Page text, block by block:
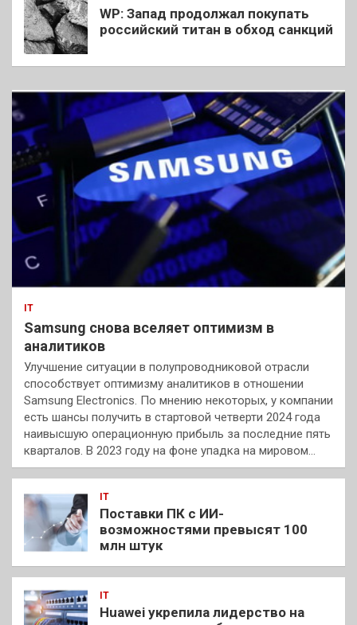
WP: Запад продолжал покупать
российский титан в обход санкций
IT
Samsung снова вселяет оптимизм в
аналитиков
Улучшение ситуации в полупроводниковой отрасли
способствует оптимизму аналитиков в отношении
Samsung Electronics. По мнению некоторых, у компании
есть шансы получить в стартовой четверти 2024 года
наивысшую операционную прибыль за последние пять
кварталов. В 2023 году на фоне упадка на мировом…
IT
Поставки ПК с ИИ-
возможностями превысят 100
млн штук
IT
Huawei укрепила лидерство на